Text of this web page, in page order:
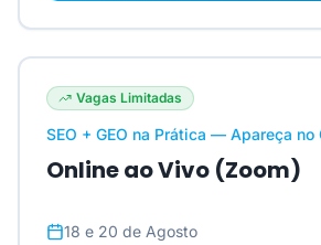
Vagas Limitadas
SEO + GEO na Prática — Apareça no
Online ao Vivo (Zoom)
18 e 20 de Agosto